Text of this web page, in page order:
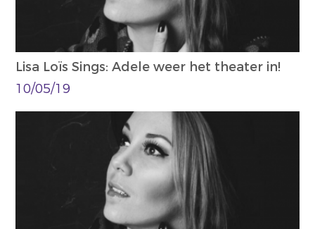
Lisa Loïs Sings: Adele weer het theater in!
10/05/19